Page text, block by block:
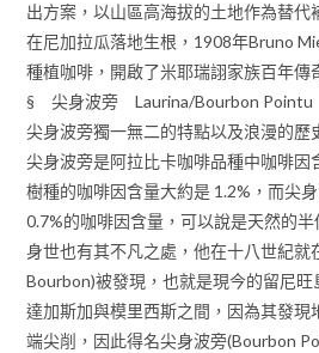
出方案，以山區高海拔的土地作為替代
在尼加拉瓜落地生根，1908年Bruno
種植咖啡，開啟了米耶瑞詡家族百年傳
§ 尖身波旁 Laurina/Bourbon
尖身波旁獨一無二的特點以及浪漫的歷
尖身波旁是阿拉比卡咖啡品種中咖啡因
樹種的咖啡因含量大約是 1.2%，而尖
0.7%的咖啡因含量，可以說是天然的
身世也有其不凡之處，他在十八世紀就
Bourbon)被發現，也就是現今的留尼旺
達加斯加與模里西斯之間，因為其發現
端尖削，因此得名尖身波旁(Bourbon